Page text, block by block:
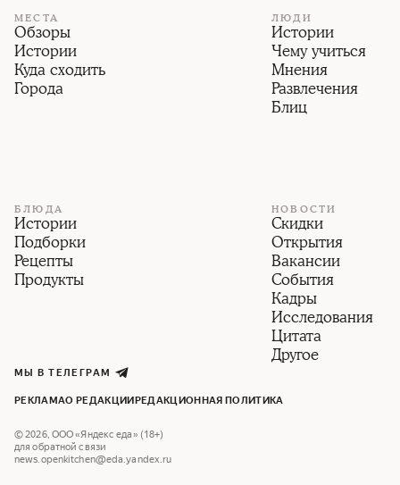
МЕСТА
Обзоры
Истории
Куда сходить
Города
ЛЮДИ
Истории
Чему учиться
Мнения
Развлечения
Блиц
БЛЮДА
Истории
Подборки
Рецепты
Продукты
НОВОСТИ
Скидки
Открытия
Вакансии
События
Кадры
Исследования
Цитата
Другое
МЫ В ТЕЛЕГРАМ
РЕКЛАМАО РЕДАКЦИИ РЕДАКЦИОННАЯ ПОЛИТИКА
©2026, ООО «Яндекс еда» (18+)
для обратной связи
news.openkitchen@eda.yandex.ru